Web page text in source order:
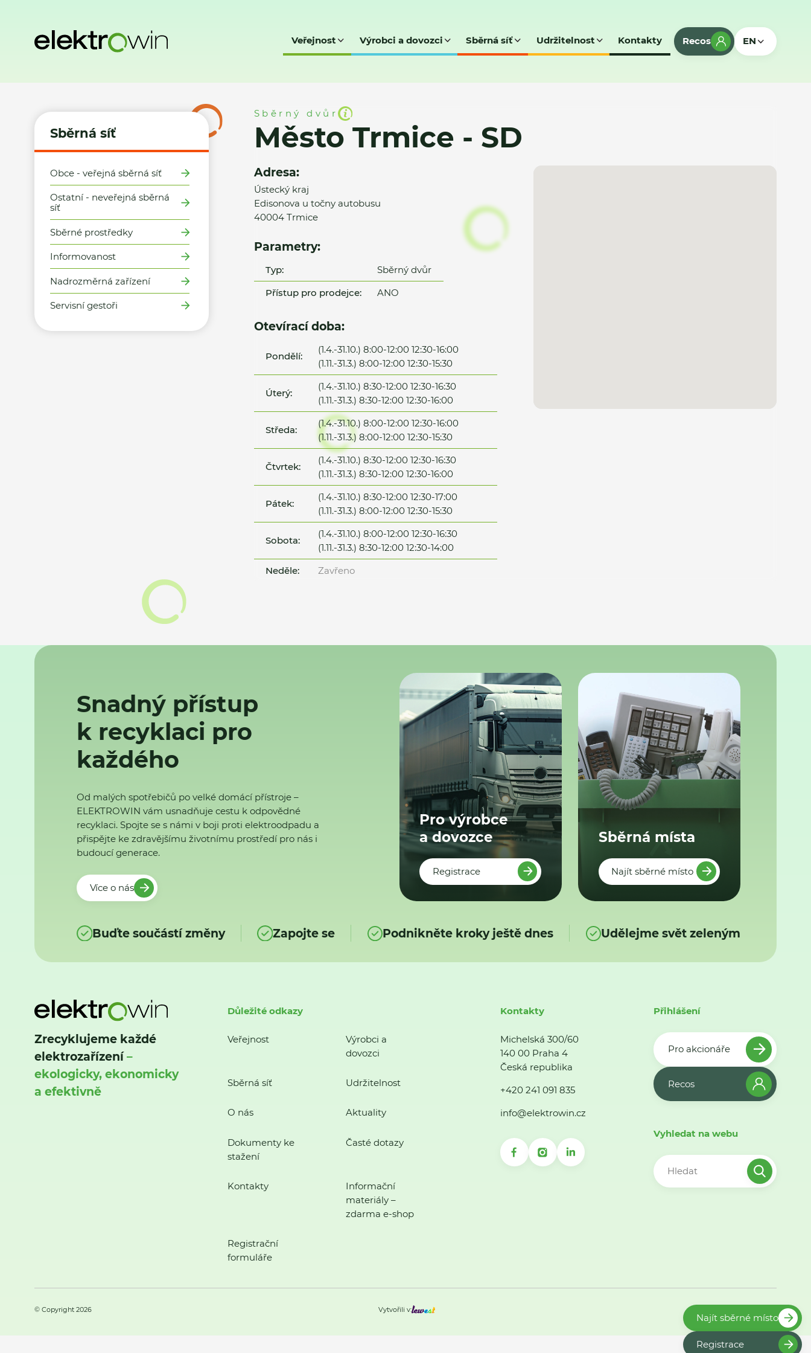
Veřejnost Výrobci a dovozci Sběrná síť Udržitelnost Kontakty Recos EN
Sběrná síť
Obce - veřejná sběrná síť
Ostatní - neveřejná sběrná
síť
Sběrné prostředky
Informovanost
Nadrozměrná zařízení
Servisní gestoři
Sběrný dvůr
Město Trmice - SD
Adresa:
Ústecký kraj
Edisonova u točny autobusu
40004 Trmice
Parametry:
Typ:
Sběrný dvůr
Přístup pro prodejce:
ANO
Otevírací doba:
Pondělí:
(1.4.-31.10.) 8:00-12:00 12:30-16:00
(1.11.-31.3.) 8:00-12:00 12:30-15:30
Úterý:
(1.4.-31.10.) 8:30-12:00 12:30-16:30
(1.11.-31.3.) 8:30-12:00 12:30-16:00
Středa:
(1.4.-31.10.) 8:00-12:00 12:30-16:00
(1.11.-31.3.) 8:00-12:00 12:30-15:30
Čtvrtek:
(1.4.-31.10.) 8:30-12:00 12:30-16:30
(1.11.-31.3.) 8:30-12:00 12:30-16:00
Pátek:
(1.4.-31.10.) 8:30-12:00 12:30-17:00
(1.11.-31.3.) 8:00-12:00 12:30-15:30
Sobota:
(1.4.-31.10.) 8:00-12:00 12:30-16:30
(1.11.-31.3.) 8:30-12:00 12:30-14:00
Neděle:
Zavřeno
Snadný přístup
k recyklaci pro
každého
Od malých spotřebičů po velké domácí přístroje –
ELEKTROWIN vám usnadňuje cestu k odpovědné
recyklaci. Spojte se s námi v boji proti elektroodpadu a
přispějte ke zdravějšímu životnímu prostředí pro nás i
budoucí generace.
Více o nás
Pro výrobce
a dovozce
Registrace
Sběrná místa
Najít sběrné místo
Buďte součástí změny Zapojte se Podnikněte kroky ještě dnes Udělejme svět zeleným
Zrecyklujeme každé
elektrozařízení–
ekologicky, ekonomicky
a efektivně
Důležité odkazy
Veřejnost
Výrobci a
dovozci
Sběrná síť Udržitelnost
O nás Aktuality
Dokumenty ke
stažení
Časté dotazy
Kontakty
Informační
materiály –
zdarma e-shop
Registrační
formuláře
Kontakty
Michelská 300/60
140 00 Praha 4
Česká republika
+420 241 091 835
info@elektrowin.cz
Přihlášení
Pro akcionáře
Recos
Vyhledat na webu
© Copyright 2026 Vytvořili v:
Najít sběrné místo
Registrace